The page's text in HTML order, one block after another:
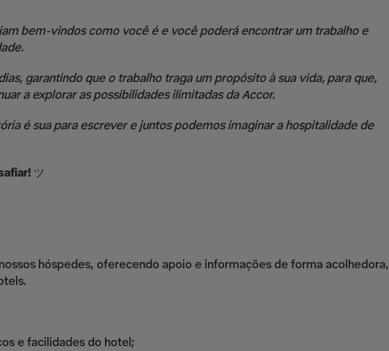
bem-vindos como você é e você poderá encontrar um trabalho e
garantindo que o trabalho traga um propósito à sua vida, para que,
a explorar as possibilidades ilimitadas da Accor.
é sua para escrever e juntos podemos imaginar a hospitalidade de
ツ
hóspedes, oferecendo apoio e informações de forma acolhedora,
e facilidades do hotel;